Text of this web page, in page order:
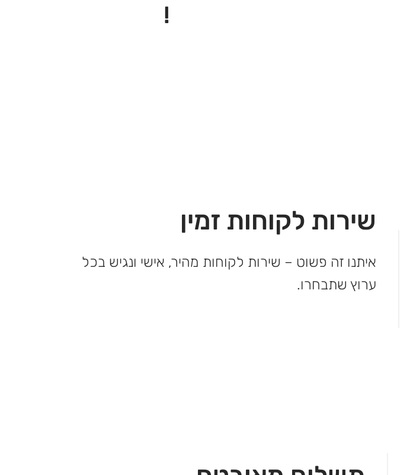
!‎
שירות לקוחות זמין
איתנו זה פשוט – שירות לקוחות מהיר, אישי ונגיש בכל
ערוץ שתבחרו.